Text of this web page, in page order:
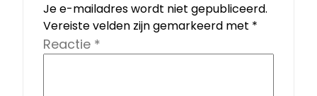
Je e-mailadres wordt niet gepubliceerd.
Vereiste velden zijn gemarkeerd met *
Reactie *